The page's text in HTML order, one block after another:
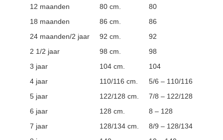
12 maanden
80 cm.
80
18 maanden
86 cm.
86
24 maanden/2 jaar
92 cm.
92
2 1/2 jaar
98 cm.
98
3 jaar
104 cm.
104
4 jaar
110/116 cm.
5/6 – 110/116
5 jaar
122/128 cm.
7/8 – 122/128
6 jaar
128 cm.
8 – 128
7 jaar
128/134 cm.
8/9 – 128/134